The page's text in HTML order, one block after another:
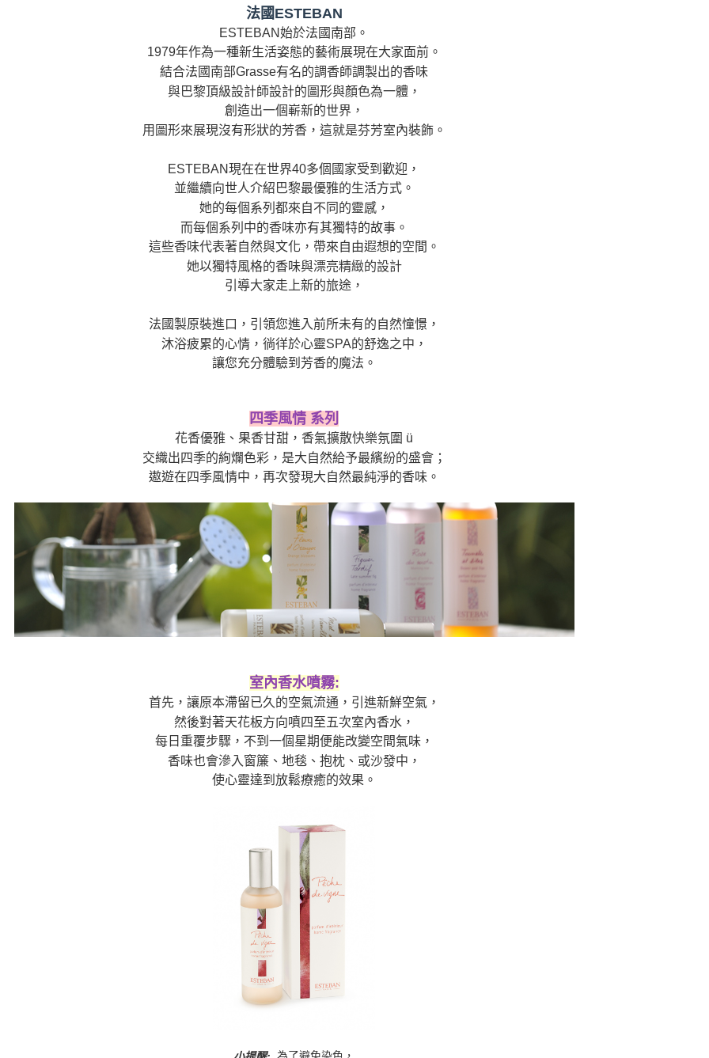
2.基於同意付款使用「大哥付你分期」之契約關係目的，商店將以您的個人
資料（包含姓名、電話或地址）提供予台灣大哥大進項蒐集、處理及利
用，由本公司與您本人進行分期帳單所需資料之確認、核對及更正。
3.完整用戶服務條款，請詳閱以下連結：
先享後付繳納相關費用。
※ 交易是否成功請以「AFTEE先享後付 」之結帳頁面顯示為準，若有關於
是否繳費成功／繳費後需取消欲退款等相關疑問，請聯繫「AFTEE先享後
付客戶支援中心」https://netprotections.freshdesk.com/support/home
【注意事項】
１．透過由恩沛科技股份有限公司提供之「AFTEE先享後付」服務完成之
交易，需依本服務之必要範圍內提供個人資料，並將交易相關給付款項請
２．關於個人資料處理事宜，請瀏覽以下網址：
３．未成年的使用者請事先徵得法定代理人或監護人之同意方可使用
「AFTEE先享後付」，若未經同意申辦者引起之損失，本公司不負相關責
任。
４．使用「AFTEE先享後付」時，將依據個別帳號之用戶狀況，依本公司
即時審查核予不同之上限額度；若仍有額度不足之情形，本公司將視審查
結果請求用戶進行身份認證。
５．嚴禁一人註冊多個帳號或使用他人資訊註冊。若發現惡意使用之情
形，恩沛科技股份有限公司將有權停止該用戶之使用額度並採取法律行
動。
法國ESTEBAN
ESTEBAN始於法國南部。
1979年作為一種新生活姿態的藝術展現在大家面前。
結合法國南部Grasse有名的調香師調製出的香味
與巴黎頂級設計師設計的圖形與顏色為一體，
創造出一個嶄新的世界，
用圖形來展現沒有形狀的芳香，這就是芬芳室內裝飾。
ESTEBAN現在在世界40多個國家受到歡迎，
並繼續向世人介紹巴黎最優雅的生活方式。
她的每個系列都來自不同的靈感，
而每個系列中的香味亦有其獨特的故事。
這些香味代表著自然與文化，帶來自由遐想的空間。
她以獨特風格的香味與漂亮精緻的設計
引導大家走上新的旅途，
法國製原裝進口，引領您進入前所未有的自然憧憬，
沐浴疲累的心情，徜徉於心靈SPA的舒逸之中，
讓您充分體驗到芳香的魔法。
四季風情 系列
花香優雅、果香甘甜，香氣擴散快樂氛圍 ü
交織出四季的絢爛色彩，是大自然給予最繽紛的盛會；
遨遊在四季風情中，再次發現大自然最純淨的香味。
室內香水噴霧:
首先，讓原本滯留已久的空氣流通，引進新鮮空氣，
然後對著天花板方向噴四至五次室內香水，
每日重覆步驟，不到一個星期便能改變空間氣味，
香味也會滲入窗簾、地毯、抱枕、或沙發中，
使心靈達到放鬆療癒的效果。
為了避免染色，